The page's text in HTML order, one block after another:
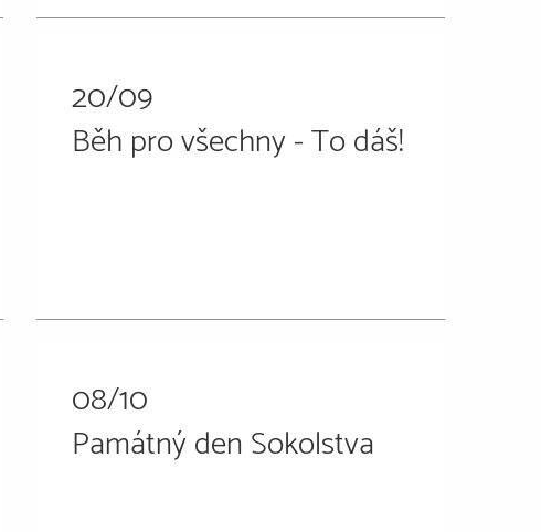
20/09
Běh pro všechny - To dáš!
08/10
Památný den Sokolstva